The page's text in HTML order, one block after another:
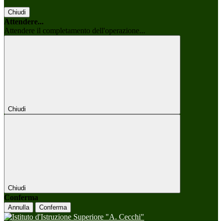
Chiudi
Attendere...
Attendere il completamento dell'operazione...
Chiudi
Chiudi
Conferma
Annulla Conferma